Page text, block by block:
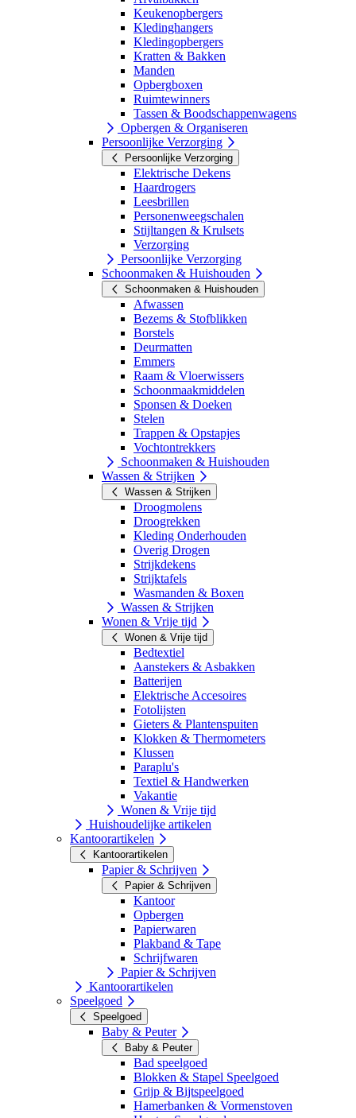
Keukenopbergers
Kledinghangers
Kledingopbergers
Kratten & Bakken
Manden
Opbergboxen
Ruimtewinners
Tassen & Boodschappenwagens
Opbergen & Organiseren
Persoonlijke Verzorging
Persoonlijke Verzorging
Elektrische Dekens
Haardrogers
Leesbrillen
Personenweegschalen
Stijltangen & Krulsets
Verzorging
Persoonlijke Verzorging
Schoonmaken & Huishouden
Schoonmaken & Huishouden
Afwassen
Bezems & Stofblikken
Borstels
Deurmatten
Emmers
Raam & Vloerwissers
Schoonmaakmiddelen
Sponsen & Doeken
Stelen
Trappen & Opstapjes
Vochtontrekkers
Schoonmaken & Huishouden
Wassen & Strijken
Wassen & Strijken
Droogmolens
Droogrekken
Kleding Onderhouden
Overig Drogen
Strijkdekens
Strijktafels
Wasmanden & Boxen
Wassen & Strijken
Wonen & Vrije tijd
Wonen & Vrije tijd
Bedtextiel
Aanstekers & Asbakken
Batterijen
Elektrische Accesoires
Fotolijsten
Gieters & Plantenspuiten
Klokken & Thermometers
Klussen
Paraplu's
Textiel & Handwerken
Vakantie
Wonen & Vrije tijd
Huishoudelijke artikelen
Kantoorartikelen
Kantoorartikelen
Papier & Schrijven
Papier & Schrijven
Kantoor
Opbergen
Papierwaren
Plakband & Tape
Schrijfwaren
Papier & Schrijven
Kantoorartikelen
Speelgoed
Speelgoed
Baby & Peuter
Baby & Peuter
Bad speelgoed
Blokken & Stapel Speelgoed
Grijp & Bijtspeelgoed
Hamerbanken & Vormenstoven